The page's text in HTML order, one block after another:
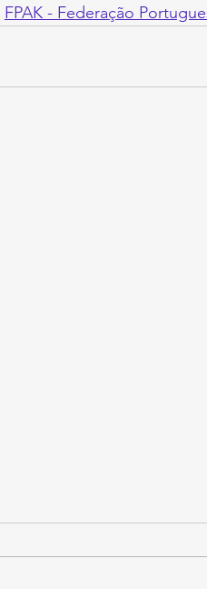
FPAK - Federação